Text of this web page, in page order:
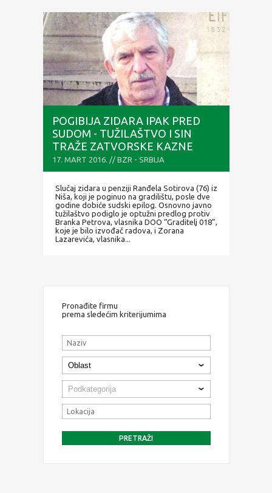
POGIBIJA ZIDARA IPAK PRED
SUDOM - TUŽILAŠTVO I SIN
TRAŽE ZATVORSKE KAZNE
17. MART 2016. // BZR - SRBIJA
Slučaj zidara u penziji Ranđela Sotirova (76) iz
Niša, koji je poginuo na gradilištu, posle dve
godine dobiće sudski epilog. Osnovno javno
tužilaštvo podiglo je optužni predlog protiv
Branka Petrova, vlasnika DOO “Graditelj 018”,
koje je bilo izvođač radova, i Zorana
Lazarevića, vlasnika...
Pronađite firmu
prema sledećim kriterijumima